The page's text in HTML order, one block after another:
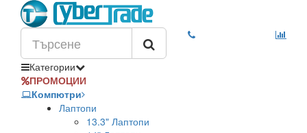
Категории
ПРОМОЦИИ
Компютри
Лаптопи
13.3" Лаптопи